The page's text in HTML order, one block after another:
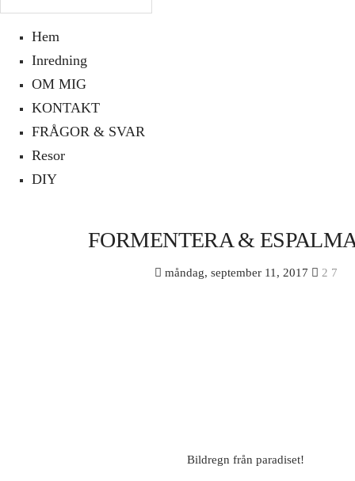
Hem
Inredning
OM MIG
KONTAKT
FRÅGOR & SVAR
Resor
DIY
FORMENTERA &
måndag, september 11, 2017 2 7
Bildregn från paradiset!